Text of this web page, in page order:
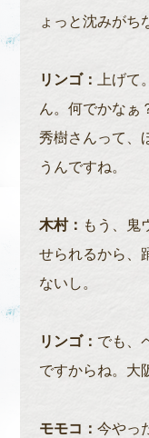
ょっと沈みがち
リンゴ：
上げ
ん。何でかなぁ
秀樹さんって、
うんですね。
木村： もう、鬼
せられるから、
ないし。
リンゴ： でも、
ですからね。大
モモコ： 今やっ